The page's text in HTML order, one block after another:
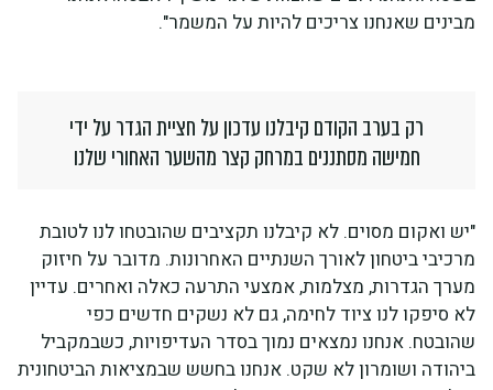
מבינים שאנחנו צריכים להיות על המשמר".
רק בערב הקודם קיבלנו עדכון על חציית הגדר על ידי
חמישה מסתננים במרחק קצר מהשער האחורי שלנו
"יש ואקום מסוים. לא קיבלנו תקציבים שהובטחו לנו לטובת
מרכיבי ביטחון לאורך השנתיים האחרונות. מדובר על חיזוק
מערך הגדרות, מצלמות, אמצעי התרעה כאלה ואחרים. עדיין
לא סיפקו לנו ציוד לחימה, גם לא נשקים חדשים כפי
שהובטח. אנחנו נמצאים נמוך בסדר העדיפויות, כשבמקביל
ביהודה ושומרון לא שקט. אנחנו בחשש שבמציאות הביטחונית